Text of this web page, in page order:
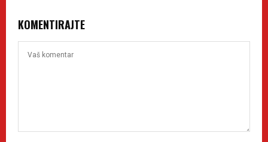
KOMENTIRAJTE